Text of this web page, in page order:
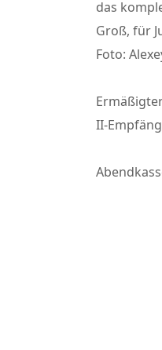
das
Groß, für
Foto:
II-